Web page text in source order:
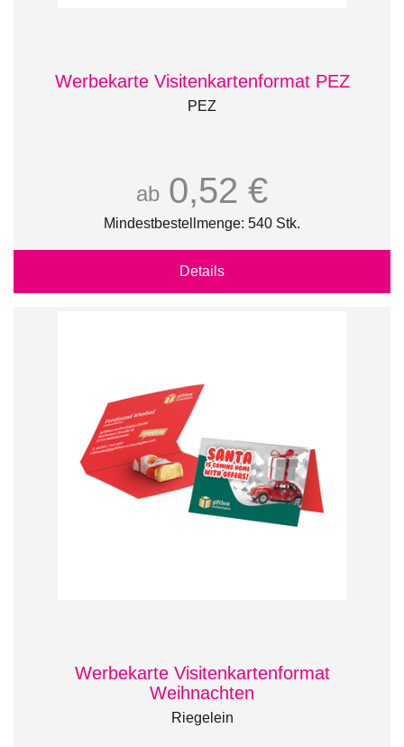
Werbekarte Visitenkartenformat PEZ
PEZ
ab 0,52 €
Mindestbestellmenge: 540 Stk.
Details
Werbekarte Visitenkartenformat
Weihnachten
Riegelein